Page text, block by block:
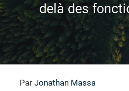
delà des
Par Jonathan Massa